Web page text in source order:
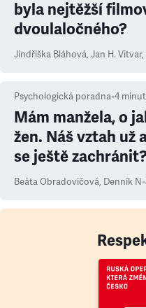
byla nejtěžší
dvoulaločného?
Jindřiška Bláhová, Jan H. Vitvar,
Psychologická poradna•4
Mám manžela, o
žen. Náš vztah už
se ještě
Beáta Obradovičová, Denník N•